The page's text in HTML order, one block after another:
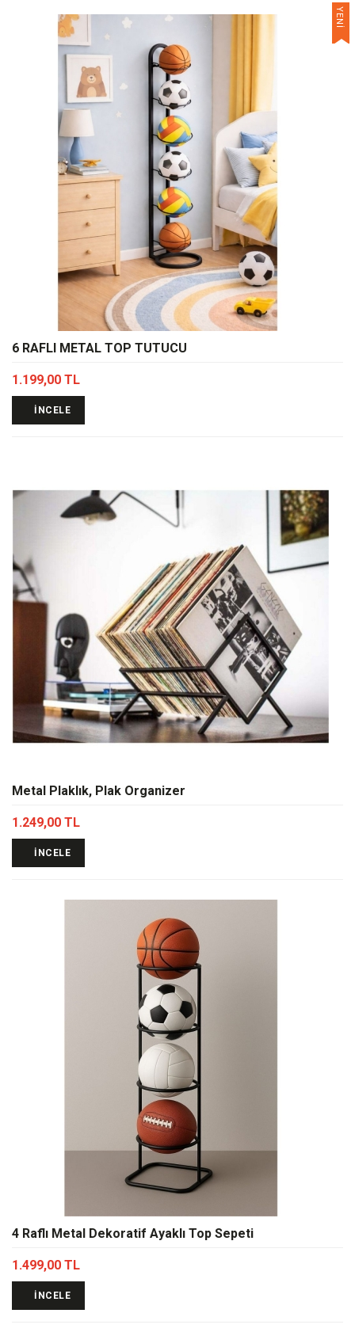
YENİ
6 RAFLI METAL TOP TUTUCU
1.199,00 TL
İNCELE
Metal Plaklık, Plak Organizer
1.249,00 TL
İNCELE
4 Raflı Metal Dekoratif Ayaklı Top Sepeti
1.499,00 TL
İNCELE